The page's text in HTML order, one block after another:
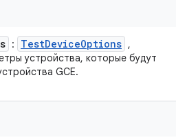
: TestDeviceOptions ,
устройства, которые будут
GCE.